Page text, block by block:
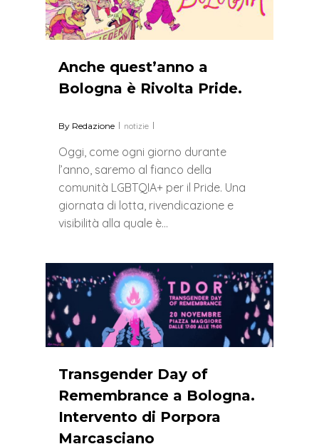
Anche quest’anno a
Bologna è Rivolta Pride.
By Redazione notizie
Oggi, come ogni giorno durante
l’anno, saremo al fianco della
comunità LGBTQIA+ per il Pride. Una
giornata di lotta, rivendicazione e
visibilità alla quale è…
Transgender Day of
Remembrance a Bologna.
Intervento di Porpora
Marcasciano
0